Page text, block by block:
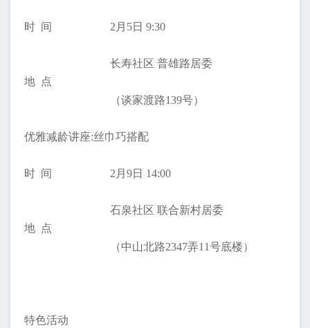
时 间 2月5日 9:30
地 点
长寿社区 普雄路居委
（谈家渡路139号）
优雅减龄讲座:丝巾巧搭配
时 间 2月9日 14:00
地 点
石泉社区 联合新村居委
（中山北路2347弄11号底楼）
特色活动